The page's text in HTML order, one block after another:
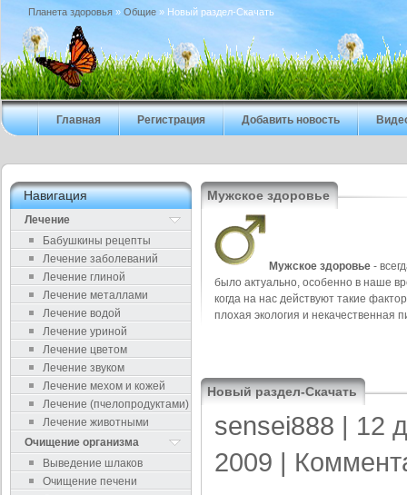
Планета здоровья » Общие » Новый раздел-Скачать
Главная Регистрация Добавить новость
Навигация
Лечение
Бабушкины рецепты
Лечение заболеваний
Лечение глиной
Лечение металлами
Лечение водой
Лечение уриной
Лечение цветом
Лечение звуком
Лечение мехом и кожей
Лечение (пчелопродуктами)
Лечение животными
Очищение организма
Выведение шлаков
Очищение печени
Мужское здоровье
Мужское здоровье -
было актуально, особенно в наше
когда на нас действуют такие
плохая экология и некачественная
Новый раздел-Скачать
sensei888 | 12
2009 |